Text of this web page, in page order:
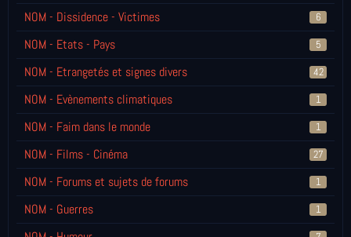
NOM - Dissidence - Victimes 6
NOM - Etats - Pays 5
NOM - Etrangetés et signes divers 42
NOM - Evènements climatiques 1
NOM - Faim dans le monde 1
NOM - Films - Cinéma 27
NOM - Forums et sujets de forums 1
NOM - Guerres 1